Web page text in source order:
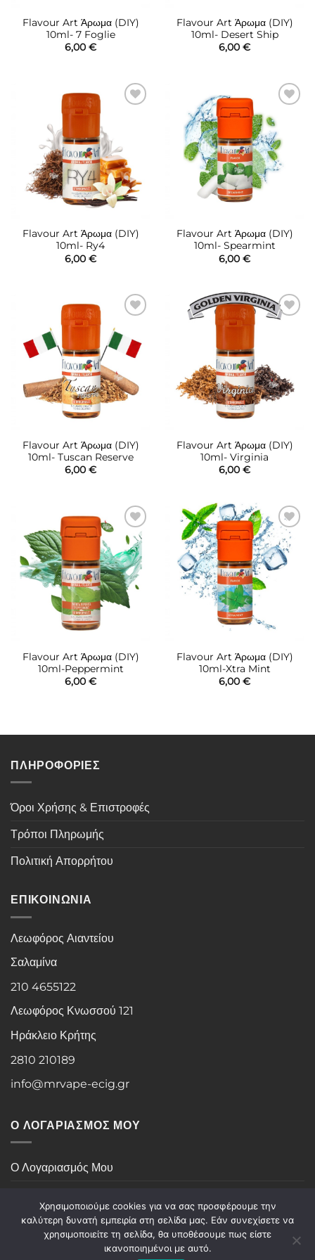
Flavour Art Άρωμα (DIY)
10ml- 7 Foglie
6,00 €
Flavour Art Άρωμα (DIY)
10ml- Desert Ship
6,00 €
επιθυμιών
Flavour Art Άρωμα (DIY)
10ml- Ry4
6,00 €
Πρόσθήκη
στην λίστα
επιθυμιών
Flavour Art Άρωμα (DIY)
10ml- Spearmint
6,00 €
Πρόσθήκη
στην λίστα
επιθυμιών
Flavour Art Άρωμα (DIY)
10ml- Tuscan Reserve
6,00 €
Flavour Art Άρωμα (DIY)
10ml- Virginia
6,00 €
Πρόσθήκη
στην λίστα
επιθυμιών
Flavour Art Άρωμα (DIY)
10ml-Peppermint
6,00 €
Πρόσθήκη
στην λίστα
επιθυμιών
Flavour Art Άρωμα (DIY)
10ml-Xtra Mint
6,00 €
ΠΛΗΡΟΦΟΡΙΕΣ
Όροι Χρήσης & Επιστροφές
Τρόποι Πληρωμής
Πολιτική Απορρήτου
ΕΠΙΚΟΙΝΩΝΙΑ
Λεωφόρος Αιαντείου
Σαλαμίνα
210 4655122
Λεωφόρος Κνωσσού 121
Ηράκλειο Κρήτης
2810 210189
info@mrvape-ecig.gr
Ο ΛΟΓΑΡΙΑΣΜΟΣ ΜΟΥ
Ο Λογαριασμός Μου
Visa PayPal Stripe MasterCard
Χρησιμοποιούμε cookies για να σας προσφέρουμε την
καλύτερη δυνατή εμπειρία στη σελίδα μας. Εάν συνεχίσετε να
χρησιμοποιείτε τη σελίδα, θα υποθέσουμε πως είστε
ικανοποιημένοι με αυτό.